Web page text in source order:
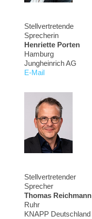
Stellvertretende
Sprecherin
Henriette Porten
Hamburg
Jungheinrich AG
E-Mail
Stellvertretender
Sprecher
Thomas Reichmann
Ruhr
KNAPP Deutschland